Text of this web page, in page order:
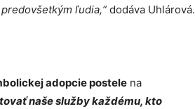
ľudia,“dodáva Uhlárová.
adopcie postele na
naše služby každému, kto